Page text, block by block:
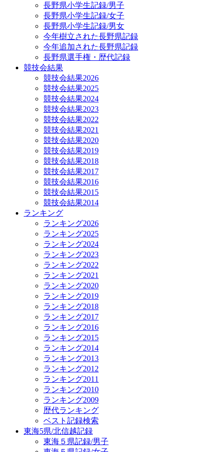
長野県小学生記録/男子
長野県小学生記録/女子
長野県小学生記録/男女
今年樹立された長野県記録
今年追加された長野県記録
長野県選手権・歴代記録
競技会結果
競技会結果2026
競技会結果2025
競技会結果2024
競技会結果2023
競技会結果2022
競技会結果2021
競技会結果2020
競技会結果2019
競技会結果2018
競技会結果2017
競技会結果2016
競技会結果2015
競技会結果2014
ランキング
ランキング2026
ランキング2025
ランキング2024
ランキング2023
ランキング2022
ランキング2021
ランキング2020
ランキング2019
ランキング2018
ランキング2017
ランキング2016
ランキング2015
ランキング2014
ランキング2013
ランキング2012
ランキング2011
ランキング2010
ランキング2009
歴代ランキング
ベスト記録検索
東海5県/北信越記録
東海５県記録/男子